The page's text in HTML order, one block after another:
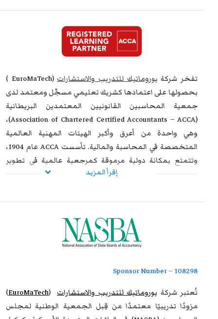
بنجاح، يحصل المشاركون على شهادة معتمدة من
تتمتع بالاعتراف والموثوقية إقليميًا ودوليًا، مما يمنحها قيمة
استراتيجية عالية. وتُشكل هذه الشهادة إضافة نوعية لمسار
الوظيفي وتحقيق التفوق والتميز داخل مؤسساتهم وخارجها.
تفخر شركة يوروماتيك للتدريب والاستشارات
(EuroMaTech )
بحصولها على اعتمادها كشريك تعليمي مسجَّل ومعتمد لدى
جمعية المحاسبين القانونيين المعتمدين البريطانية
(Association of Chartered Certified Accountants – ACCA)،
وهي واحدة من أعرق وأكبر الهيئات المهنية العالمية
المتخصصة في المحاسبة والمالية. تأسست ACCA عام 1904،
وتتمتع بمكانة دولية مرموقة كمرجعية عالمية في تطوير
ممارسات المحاسبة وإعداد المهنيين المؤهلين لتلبية
تدريبية بمعايير عالمية عالية الجودة، مصممة خصيصًا لتلبية
احتياجات المحاسبين والمهنيين في مختلف القطاعات. ومن
خلال هذا الاعتماد، توفر يوروماتيك للمشاركين إمكانية الالتحاق
تعزيز خبراتهم المهنية، ودعم جاهزيتهم لمواكبة التغيرات
المتسارعة في عالم الأعمال والتمويل.
كما تعكس هذه الشراكة الاستراتيجية بين يوروماتيك وACCA
إقرأ المزيد
Sponsor Number – 108298
تُعتبر شركة يوروماتيك للتدريب والاستشارات (
EuroMaTech
)
مزودًا تدريبيًا معتمدًا من قِبل الجمعية الوطنية لمجلس